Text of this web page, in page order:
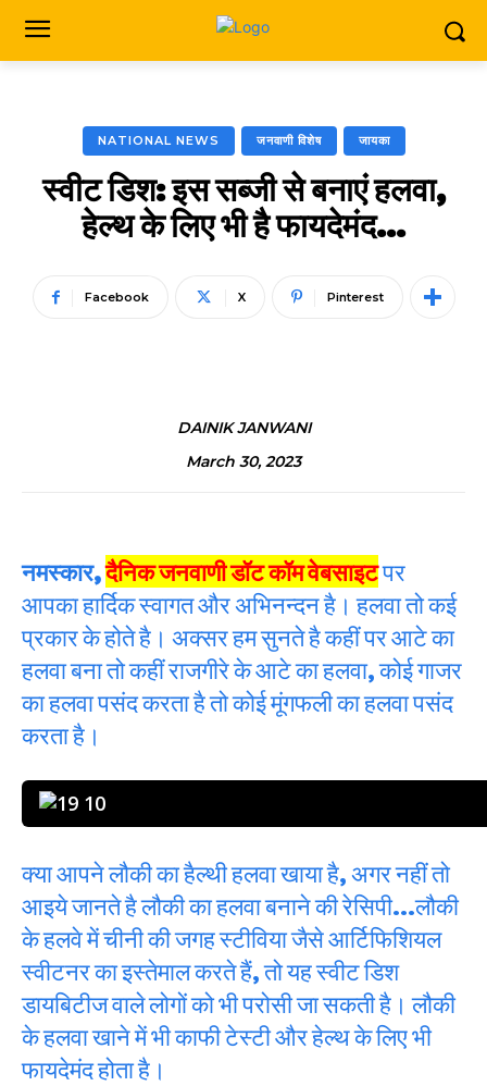
NATIONAL NEWS जनवाणी विशेष जायका
स्वीट डिश: इस सब्जी से बनाएं हलवा,
हेल्थ के लिए भी है फायदेमंद…
Facebook X Pinterest
DAINIK JANWANI
March 30, 2023
नमस्कार,दैनिक जनवाणी डॉट कॉम वेबसाइटपर
आपका हार्दिक स्वागत और अभिनन्दन है। हलवा तो कई
प्रकार के होते है। अक्सर हम सुनते है कहीं पर आटे का
हलवा बना तो कहीं राजगीरे के आटे का हलवा, कोई गाजर
का हलवा पसंद करता है तो कोई मूंगफली का हलवा पसंद
करता है।
क्या आपने लौकी का हैल्थी हलवा खाया है, अगर नहीं तो
आइये जानते है लौकी का हलवा बनाने की रेसिपी…लौकी
के हलवे में चीनी की जगह स्टीविया जैसे आर्टिफिशियल
स्वीटनर का इस्तेमाल करते हैं, तो यह स्वीट डिश
डायबिटीज वाले लोगों को भी परोसी जा सकती है। लौकी
के हलवा खाने में भी काफी टेस्टी और हेल्थ के लिए भी
फायदेमंद होता है।